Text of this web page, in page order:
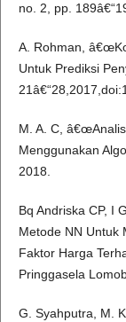
no. 2, pp.
A. Rohman,
Untuk Prediksi
M. A. C,
Menggunakan
2018.
Bq Andriska CP, I
Metode NN Untuk
Faktor Harga
Pringgasela
G. Syahputra, M.